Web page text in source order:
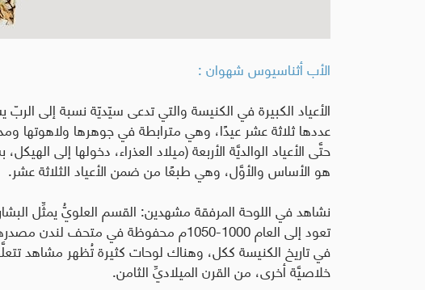
الأب أثناسيوس شهوان :
الأعياد الكبيرة في الكنيسة والتي تدعى سيّديّة نسبة إلى
عددها ثلاثة عشر عيدًا، وهي مترابطة في جوهرها ولاهوتها
حتَّى الأعياد الوالديَّة الأربعة (ميلاد العذراء، دخولها إلى
هو الأساس والأوَّل، وهي طبعًا من ضمن الأعياد الثلاثة عشر.
نشاهد في اللوحة المرفقة مشهدين: القسم العلويُّ يمثِّل
تعود إلى العام 1000-1050م محفوظة في متحف لندن مصدرها المرجّح بلجيكا
في تاريخ الكنيسة ككل، وهناك لوحات كثيرة تُظهر مشاهد تتعلَّق
خلاصيَّة أخرى، من القرن الميلاديِّ الثامن.